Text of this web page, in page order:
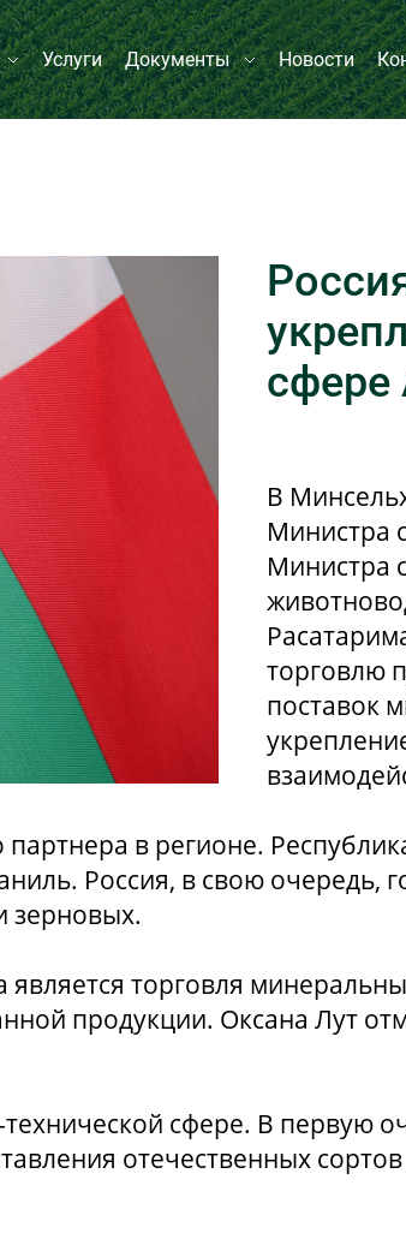
Услуги Документы Новости
В
Министра
Министра
торговлю
поставок
в регионе.
Россия, в свою очередь,
зерновых.
торговля
продукции. Оксана Лут
сфере. В первую
отечественных